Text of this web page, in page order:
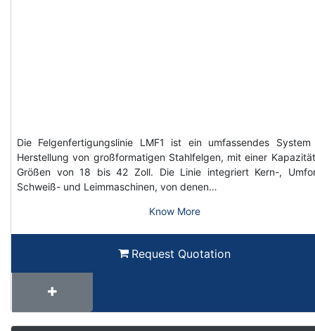
Die Felgenfertigungslinie LMF1 ist ein umfassendes
Herstellung von großformatigen Stahlfelgen, mit einer
Größen von 18 bis 42 Zoll. Die Linie integriert Kern-,
Schweiß- und Leimmaschinen, von denen…
Know More
Request Quotation